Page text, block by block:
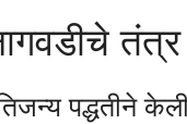
तंत्र
पद्धतीने